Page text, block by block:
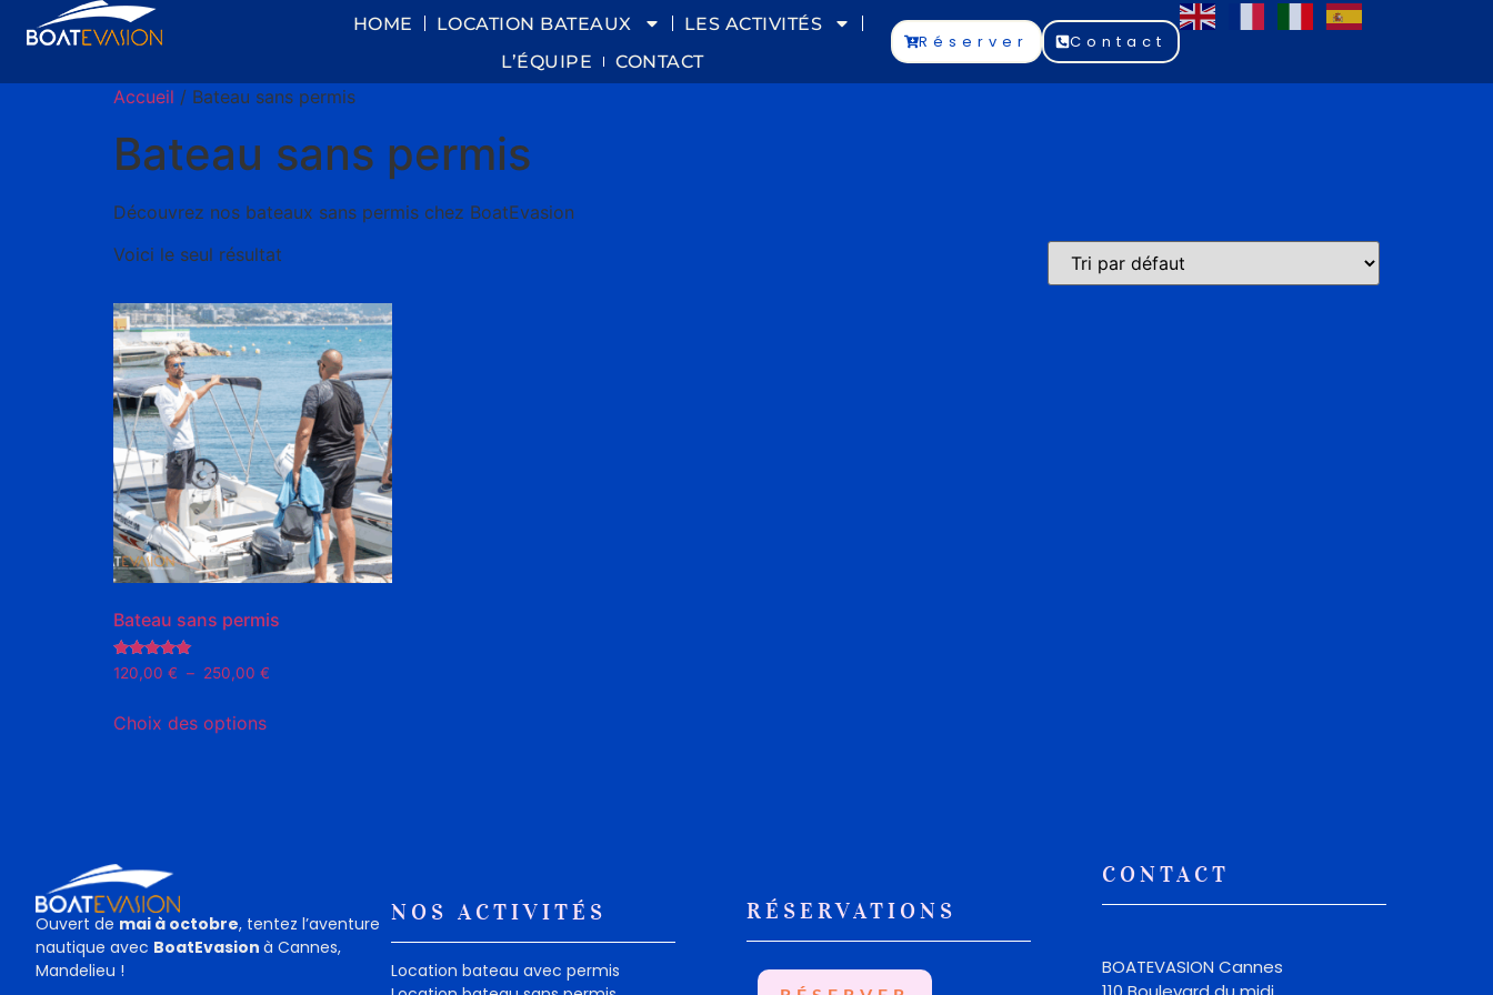
HOME LOCATION BATEAUX
LES ACTIVITÉS
L’ÉQUIPE
CONTACT
Réserver Contact
Accueil / Bateau sans permis
Bateau sans permis
Découvrez nos bateaux sans permis chez BoatEvasion
Voici le seul résultat
Bateau sans permis
Note
5.00
120,00 € – 250,00 €
Choix des options
Ouvert de mai à octobre, tentez l’aventure
nautique avec BoatEvasion à Cannes,
Mandelieu !
NOS ACTIVITÉS
Location bateau avec permis
RÉSERVATIONS
CONTACT
BOATEVASION Cannes